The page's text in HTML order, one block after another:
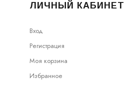
ЛИЧНЫЙ КАБИНЕТ
Вход
Регистрация
Моя корзина
Избранное